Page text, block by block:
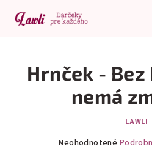
obsah
Hrnček -
nemá
LAWLI
Neohodnotené